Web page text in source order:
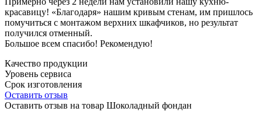
красавицу! «Благодаря» нашим кривым стенам, им пришлось
помучиться с монтажом верхних шкафчиков, но результат
получился отменный.
Большое всем спасибо! Рекомендую!
Качество продукции
Уровень сервиса
Срок изготовления
Оставить отзыв
Оставить отзыв на товар Шоколадный фондан